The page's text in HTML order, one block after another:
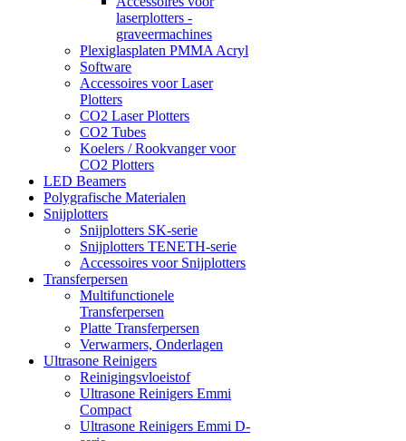
laserplotters -
graveermachines
Plexiglasplaten PMMA Acryl
Software
Accessoires voor Laser
Plotters
CO2 Laser Plotters
CO2 Tubes
Koelers / Rookvanger voor
CO2 Plotters
LED Beamers
Polygrafische Materialen
Snijplotters
Snijplotters SK-serie
Snijplotters TENETH-serie
Accessoires voor Snijplotters
Transferpersen
Multifunctionele
Transferpersen
Platte Transferpersen
Verwarmers, Onderlagen
Ultrasone Reinigers
Reinigingsvloeistof
Ultrasone Reinigers Emmi
Compact
Ultrasone Reinigers Emmi D-